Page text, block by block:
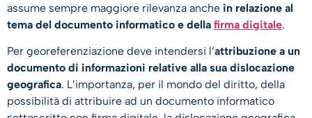
assume sempre maggiore rilevanza anche in relazione al
tema del documento informatico e della firma digitale.
Per georeferenziazione deve intendersi l’attribuzione a un
documento di informazioni relative alla sua dislocazione
geografica. L’importanza, per il mondo del diritto, della
possibilità di attribuire ad un documento informatico